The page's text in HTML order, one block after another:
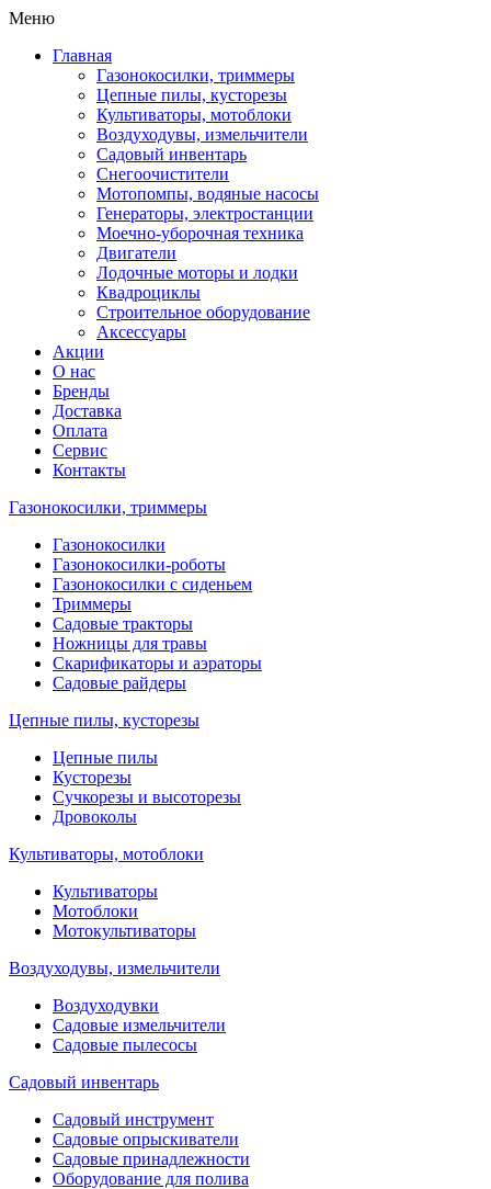
Меню
Главная
Газонокосилки, триммеры
Цепные пилы, кусторезы
Культиваторы, мотоблоки
Воздуходувы, измельчители
Садовый инвентарь
Снегоочистители
Мотопомпы, водяные насосы
Генераторы, электростанции
Моечно-уборочная техника
Двигатели
Лодочные моторы и лодки
Квадроциклы
Строительное оборудование
Аксессуары
Акции
О нас
Бренды
Доставка
Оплата
Сервис
Контакты
Газонокосилки, триммеры
Газонокосилки
Газонокосилки-роботы
Газонокосилки с сиденьем
Триммеры
Садовые тракторы
Ножницы для травы
Скарификаторы и аэраторы
Садовые райдеры
Цепные пилы, кусторезы
Цепные пилы
Кусторезы
Сучкорезы и высоторезы
Дровоколы
Культиваторы, мотоблоки
Культиваторы
Мотоблоки
Мотокультиваторы
Воздуходувы, измельчители
Воздуходувки
Садовые измельчители
Садовые пылесосы
Садовый инвентарь
Садовый инструмент
Садовые опрыскиватели
Садовые принадлежности
Оборудование для полива